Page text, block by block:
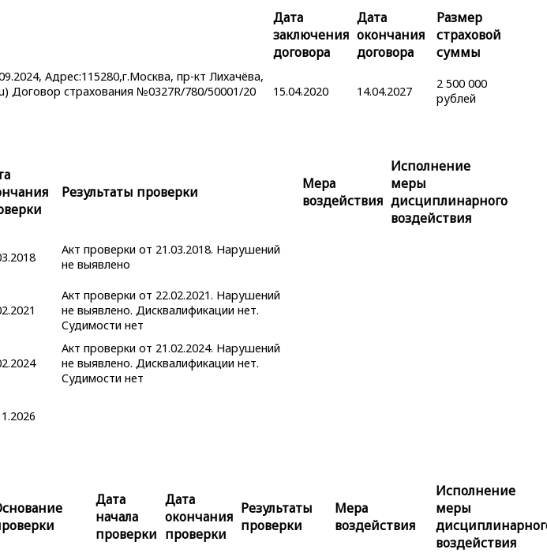
Дата
заключения
договора
Дата
окончания
договора
Размер
страховой
суммы
Адрес:115280,г.Москва, пр-кт Лихачёва,
Договор страхования №0327R/780/50001/20
15.04.2020 14.04.2027
2 500 000
рублей
Результаты проверки
Мера
воздействия
Исполнение
меры
дисциплинарного
воздействия
Акт проверки от 21.03.2018. Нарушений
не выявлено
Акт проверки от 22.02.2021. Нарушений
не выявлено. Дисквалификации нет.
Судимости нет
Акт проверки от 21.02.2024. Нарушений
не выявлено. Дисквалификации нет.
Судимости нет
Дата
начала
проверки
Дата
окончания
проверки
Результаты
проверки
Мера
воздействия
Исполнение
меры
воздействия